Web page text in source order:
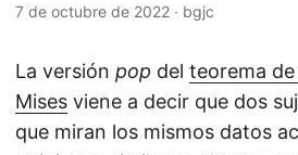
7 de octubre de 2022 · bgjc
La versión pop del teorema
Mises viene a decir que dos
que miran los mismos datos